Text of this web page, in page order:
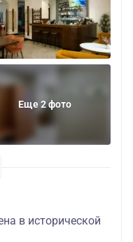
Еще 2 фото
в исторической